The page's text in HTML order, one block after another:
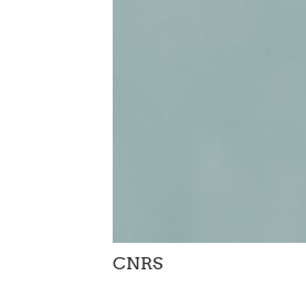
CNRS